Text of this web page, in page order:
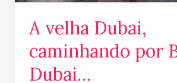
A velha Dubai,
caminhando por
Dubai…